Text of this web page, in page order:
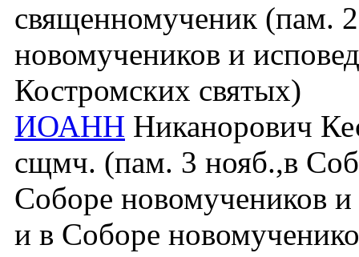
священномученик (пам.
новомучеников и
Костромских святых)
ИОАНН Никанорович
сщмч. (пам. 3 нояб.,в
Соборе новомучеников
и в Соборе